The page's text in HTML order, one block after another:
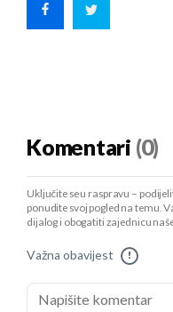
Komentari (0)
Uključite se u raspravu –
ponudite svoj pogled na temu.
dijalog i obogatiti zajednicu
Važna obavijest !